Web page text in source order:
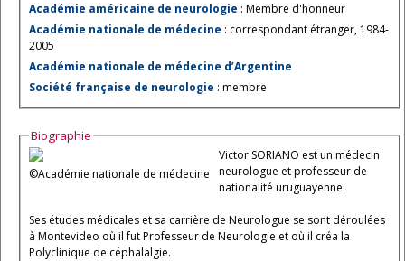
Académie américaine de neurologie : Membre d'honneur
Académie nationale de médecine : correspondant étranger, 1984-
2005
Académie nationale de médecine d’Argentine
Société française de neurologie : membre
Biographie
©Académie nationale de médecine
Victor SORIANO est un médecin
neurologue et professeur de
nationalité uruguayenne.
Ses études médicales et sa carrière de Neurologue se sont déroulées
à Montevideo où il fut Professeur de Neurologie et où il créa la
Polyclinique de céphalalgie.